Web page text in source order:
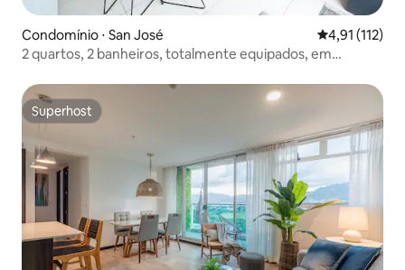
Condomínio ⋅ San José 4,91 de uma
4,91 (112)
2 quartos, 2 banheiros, totalmente equipados, em
24h
Superhost
Superhost